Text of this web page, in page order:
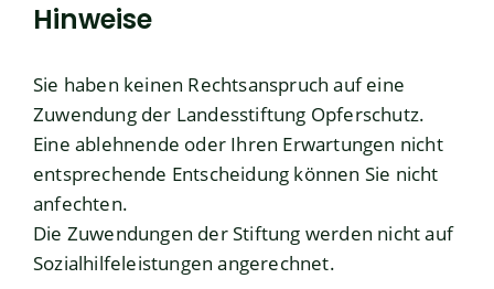
Hinweise
Sie haben keinen Rechtsanspruch auf eine
Zuwendung der Landesstiftung Opferschutz.
Eine ablehnende oder Ihren Erwartungen nicht
entsprechende Entscheidung können Sie nicht
anfechten.
Die Zuwendungen der Stiftung werden nicht auf
Sozialhilfeleistungen angerechnet.